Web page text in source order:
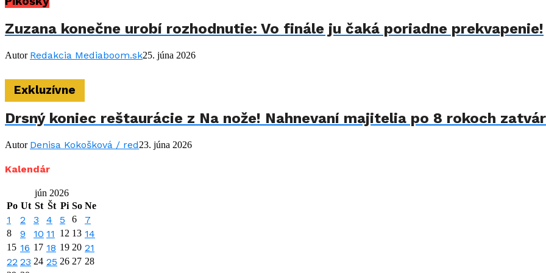
Zuzana konečne urobí rozhodnutie: Vo finále ju čaká poriadne prekvapenie!
Autor Redakcia Mediaboom.sk25. júna 2026
Exkluzívne
Drsný koniec reštaurácie z Na nože! Nahnevaní majitelia po 8 rokoch
Autor Denisa Kokošková / red23. júna 2026
Kalendár
jún 2026
Po Ut St Št Pi So Ne
1 2 3 4 5 6 7
8 9 10 11 12 13 14
15 16 17 18 19 20 21
22 23 24 25 26 27 28